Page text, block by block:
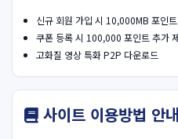
신규 회원 가입 시 10,000MB 포인
쿠폰 등록 시 100,000 포인트 추가
고화질 영상 특화 P2P 다운로드
사이트 이용방법 안내